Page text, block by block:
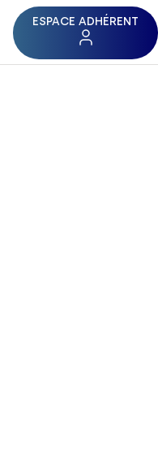
ESPACE ADHÉRENT